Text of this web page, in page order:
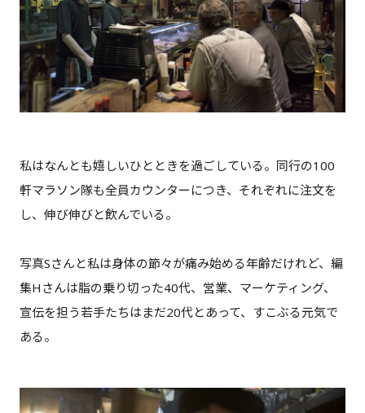
私はなんとも嬉しいひとときを過ごしている。同行の100
軒マラソン隊も全員カウンターにつき、それぞれに注文を
し、伸び伸びと飲んでいる。
写真Sさんと私は身体の節々が痛み始める年齢だけれど、編
集Hさんは脂の乗り切った40代、営業、マーケティング、
宣伝を担う若手たちはまだ20代とあって、すこぶる元気で
ある。